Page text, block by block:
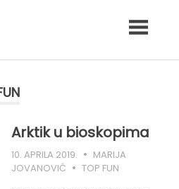
Arktik u bioskopima
10. APRILA 2019.
MARIJA
JOVANOVIĆ
TOP FUN